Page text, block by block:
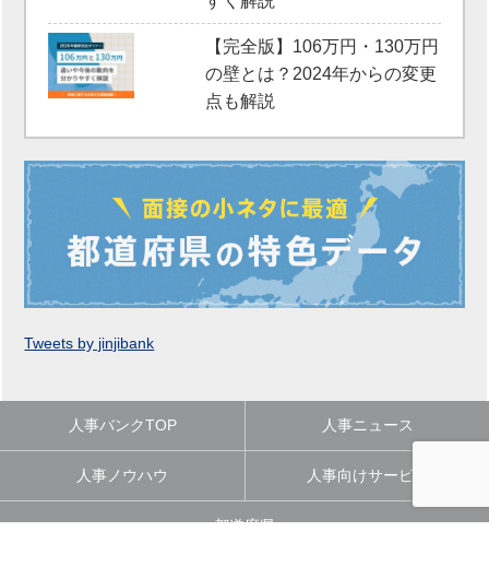
【完全版】106万円・130万円
の壁とは？2024年からの変更
点も解説
Tweets by jinjibank
人事バンクTOP 人事ニュース
人事ノウハウ 人事向けサービス
都道府県